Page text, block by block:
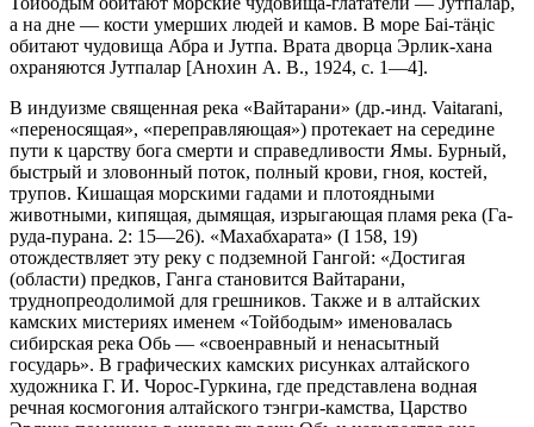
а на дне — кости умерших людей и камов. В море Баi-тäңiс
обитают чудовища Абра и Jутпа. Врата дворца Эрлик-хана
охраняют­ся Jутпалар [Анохин А. В., 1924, с. 1—4].
В индуизме священная река «Вайтарани» (др.-инд. Vaitarani,
«перено­сящая», «переправляющая») протекает на середине
пути к царству бога смерти и справедливости Ямы. Бурный,
быстрый и зловонный поток, пол­ный крови, гноя, костей,
трупов. Кишащая морскими гадами и плотояд­ными
животными, кипящая, дымящая, изрыгающая пламя река (Га­
руда-пурана. 2: 15—26). «Махабхарата» (I 158, 19)
отождествляет эту реку с под­земной Гангой: «Достигая
(области) предков, Ганга становится Вайта­рани,
труднопреодолимой для грешников. Также и в алтайских
камских мисте­риях именем «Тойбодым» именовалась
сибирская река Обь — «своенрав­ный и ненасытный
государь». В графических камских рисунках алтай­ского
художника Г. И. Чорос-Гуркина, где представлена водная
речная кос­могония алтайского тэнгри-камства, Царство